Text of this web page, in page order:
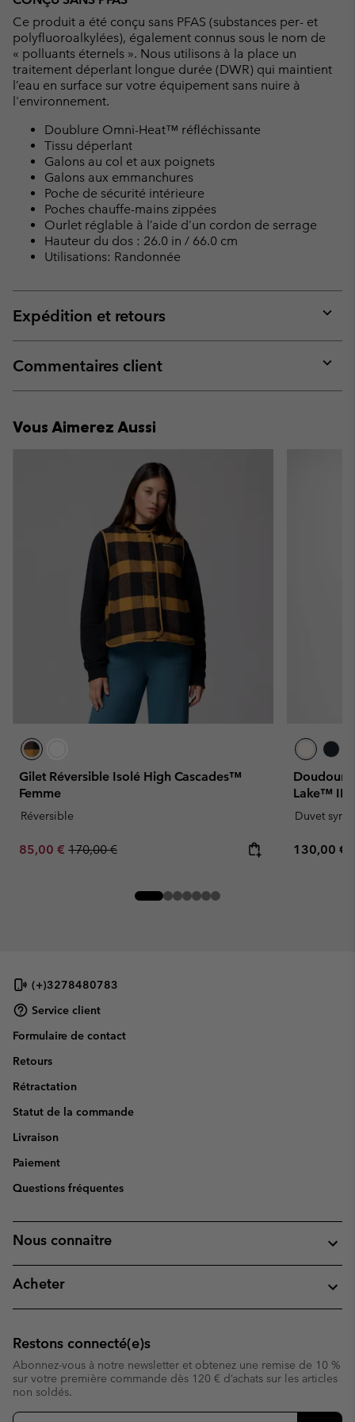
Ce produit a été conçu sans PFAS (substances per- et
polyfluoroalkylées), également connus sous le nom de
« polluants éternels ». Nous utilisons à la place un
traitement déperlant longue durée (DWR) qui maintient
l’eau en surface sur votre équipement sans nuire à
l'environnement.
Doublure Omni-Heat™ réfléchissante
Tissu déperlant
Galons au col et aux poignets
Galons aux emmanchures
Poche de sécurité intérieure
Poches chauffe-mains zippées
Ourlet réglable à l’aide d’un cordon de serrage
Hauteur du dos : 26.0 in / 66.0 cm
Utilisations: Randonnée
Expédition et retours
or
Commentaires client
or
Vous Aimerez Aussi
Gilet Réversible Isolé High Cascades™
Femme
Réversible
Sale price:
85,00 € Regular price:
170,00 €
Lake™ III
Duvet
Regular
130,00 €
(+)3278480783
Service client
Formulaire de contact
Retours
Rétractation
Statut de la commande
Livraison
Paiement
Questions fréquentes
Nous connaitre
Acheter
Restons connecté(e)s
Abonnez-vous à notre newsletter et obtenez une remise de 10 %
sur votre première commande dès 120 € d’achats sur les articles
non soldés.